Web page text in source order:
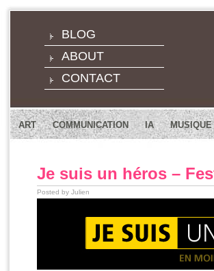
BLOG
ABOUT
CONTACT
ART COMMUNICATION IA MUSIQUE
Je suis un héros –
Posted by Julien